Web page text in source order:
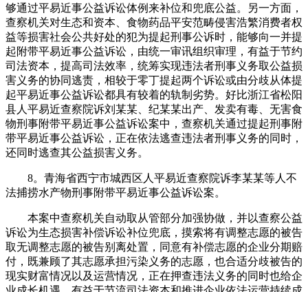
够通过平易近事公益诉讼体例来补位和兜底公益。另一方面，
查察机关对生态和资本、食物药品平安范畴侵害浩繁消费者权
益等损害社会公共好处的犯为提起刑事公诉时，能够向一并提
起附带平易近事公益诉讼，由统一审讯组织审理，有益于节约
司法资本，提高司法效率，统筹实现违法者刑事义务取公益损
害义务的协同逃责，相较于零丁提起两个诉讼或由分歧从体提
起平易近事公益诉讼都具有较着的轨制劣势。好比浙江省松阳
县人平易近查察院诉刘某某、纪某某出产、发卖有毒、无害食
物刑事附带平易近事公益诉讼案中，查察机关通过提起刑事附
带平易近事公益诉讼，正在依法逃查违法者刑事义务的同时，
还同时逃查其公益损害义务。
8。青海省西宁市城西区人平易近查察院诉李某某等人不
法捕捞水产物刑事附带平易近事公益诉讼案。
本案中查察机关自动取从管部分加强协做，并以查察公益
诉讼为生态损害补偿诉讼补位兜底，摸索将有调整志愿的被告
取无调整志愿的被告别离处置，同意有补偿志愿的企业分期赔
付，既兼顾了其志愿承担污染义务的志愿，也合适分歧被告的
现实财富情况以及运营情况，正在押查违法义务的同时也给企